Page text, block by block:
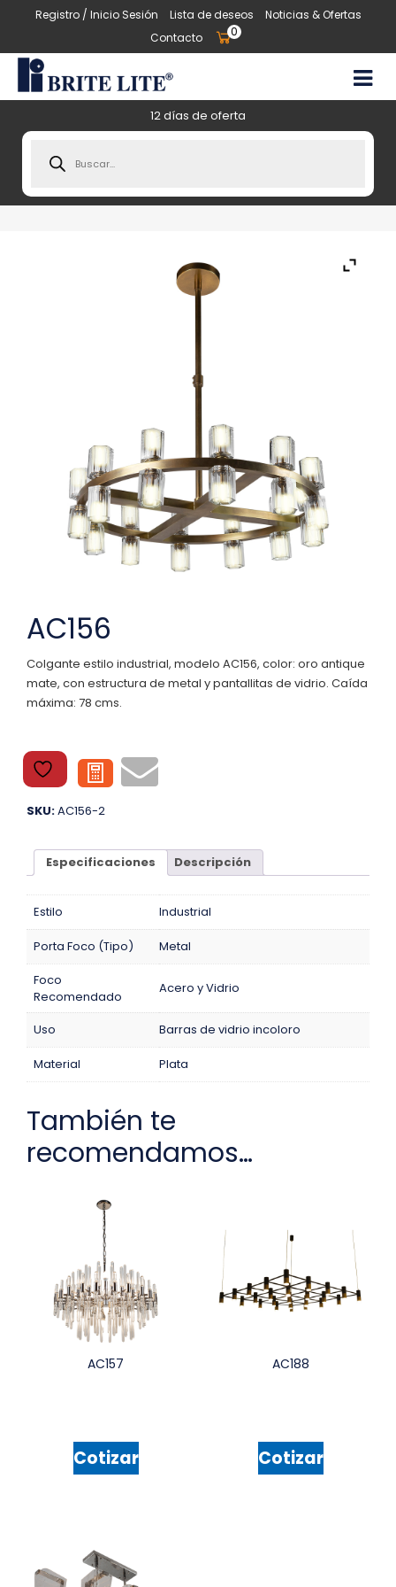
Registro / Inicio Sesión Lista de deseos
Noticias & Ofertas
Contacto
0
12 días de oferta
search
AC156
Colgante estilo industrial, modelo AC156, color: oro antique
mate, con estructura de metal y pantallitas de vidrio. Caída
máxima: 78 cms.
SKU:AC156-2
Especificaciones Descripción
Estilo Industrial
Porta Foco (Tipo)
Metal
Foco
Recomendado
Acero y Vidrio
Uso Barras de vidrio incoloro
Material Plata
También te
recomendamos…
AC157
Cotizar
AC188
Cotizar